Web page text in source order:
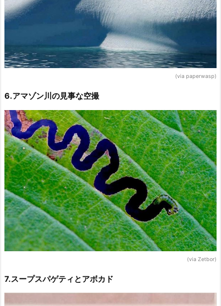
(via paperwasp)
6.アマゾン川の見事な空撮
(via Zetbor)
7.スープスパゲティとアボカド